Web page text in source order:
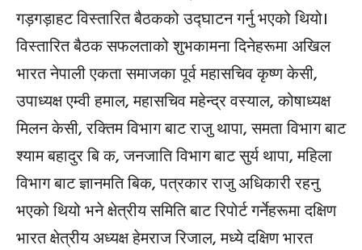
गड़गड़ाहट विस्तारित बैठकको उद्घाटन गर्नु भएको थियो।
विस्तारित बैठक सफलताको शुभकामना दिनेहरूमा अखिल
भारत नेपाली एकता समाजका पूर्व महासचिव कृष्ण केसी,
उपाध्यक्ष एम्वी हमाल, महासचिव महेन्द्र वस्याल, कोषाध्यक्ष
मिलन केसी, रक्तिम विभाग बाट राजु थापा, समता विभाग बाट
श्याम बहादुर बि क, जनजाति विभाग बाट सुर्य थापा, महिला
विभाग बाट ज्ञानमति बिक, पत्रकार राजु अधिकारी रहनु
भएको थियो भने क्षेत्रीय समिति बाट रिपोर्ट गर्नेहरूमा दक्षिण
भारत क्षेत्रीय अध्यक्ष हेमराज रिजाल, मध्ये दक्षिण भारत